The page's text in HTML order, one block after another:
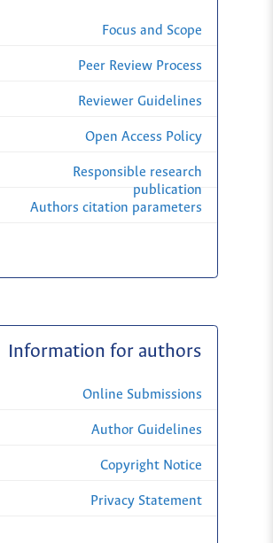
Focus and Scope
Peer Review Process
Reviewer Guidelines
Open Access Policy
Responsible research
publication
Authors citation parameters
Information for authors
Online Submissions
Author Guidelines
Copyright Notice
Privacy Statement